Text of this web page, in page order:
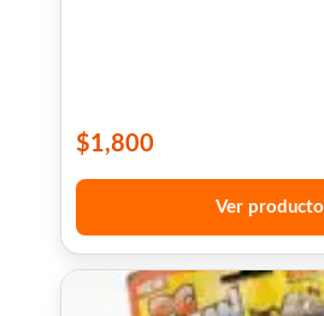
$1,800
Ver producto